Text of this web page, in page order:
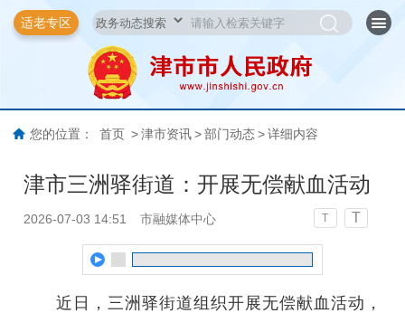
适老专区
您的位置： 首页 > 津市资讯 > 部门动态 > 详细内容
津市三洲驿街道：开展无偿献血活动
2026-07-03 14:51 市融媒体中心 T T
近日，三洲驿街道组织开展无偿献血活动，